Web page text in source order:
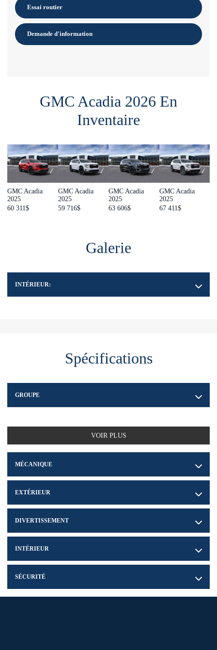
GMC Acadia 2026 En
Inventaire
GMC Acadia
2025
60 311 $
GMC Acadia
2025
59 716$
GMC Acadia
2025
63 606$
GMC Acadia
2025
67 411 $
Galerie
INTÉRIEUR:
Spécifications
GROUPE
VOIR PLUS
MÉCANIQUE
EXTÉRIEUR
DIVERTISSEMENT
INTÉRIEUR
SÉCURITÉ
Essai routier
Demande d'information